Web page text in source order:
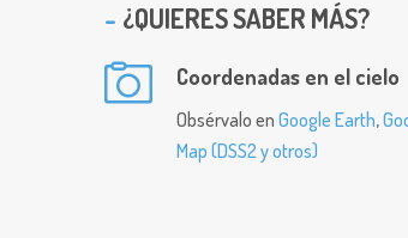
¿QUIERES SABER MÁS?
Coordenadas en el cielo
Obsérvalo en Google Earth,
Map (DSS2 y otros)